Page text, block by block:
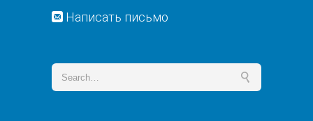
Написать письмо